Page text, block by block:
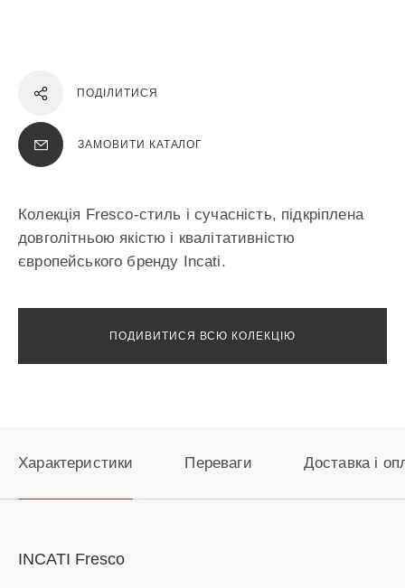
ПОДІЛИТИСЯ
ЗАМОВИТИ КАТАЛОГ
Колекція Fresco-стиль і сучасність, підкріплена
довголітньою якістю і квалітативністю
європейського бренду Incati.
ПОДИВИТИСЯ ВСЮ КОЛЕКЦІЮ
Характеристики Переваги Доставка і
INCATI Fresco